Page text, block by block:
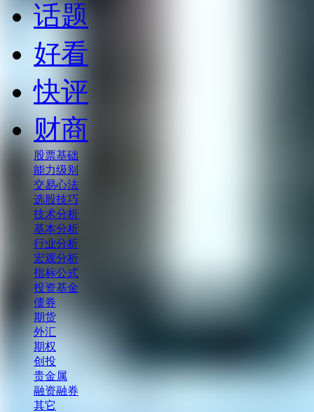
话题
好看
快评
财商
股票基础
能力级别
交易心法
选股技巧
技术分析
基本分析
行业分析
宏观分析
指标公式
投资基金
债券
期货
外汇
期权
创投
贵金属
融资融券
其它